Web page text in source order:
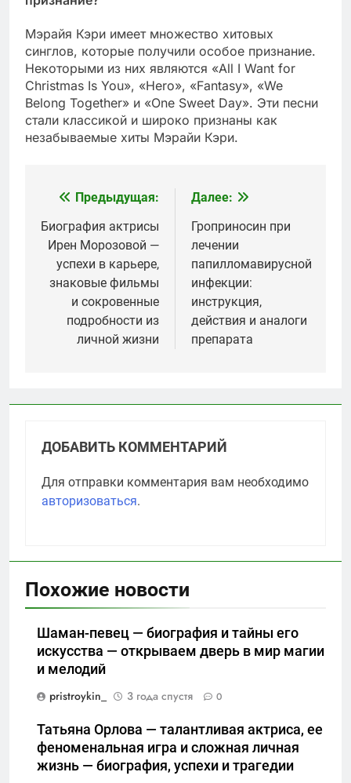
Мэрайя Кэри имеет множество хитовых
синглов, которые получили особое признание.
Некоторыми из них являются «All I Want for
Christmas Is You», «Hero», «Fantasy», «We
Belong Together» и «One Sweet Day». Эти песни
стали классикой и широко признаны как
незабываемые хиты Мэрайи Кэри.
Навигация
по
записям
Предыдущая:
Биография актрисы
Ирен Морозовой —
успехи в карьере,
знаковые фильмы
и сокровенные
подробности из
личной жизни
Далее:
Гроприносин при
лечении
папилломавирусной
инфекции:
инструкция,
действия и аналоги
препарата
ДОБАВИТЬ КОММЕНТАРИЙ
Для отправки комментария вам необходимо
авторизоваться.
Похожие новости
Шаман-певец — биография и тайны его
искусства — открываем дверь в мир магии
и мелодий
pristroykin_
3 года спустя 0
Татьяна Орлова — талантливая актриса, ее
феноменальная игра и сложная личная
жизнь — биография, успехи и трагедии